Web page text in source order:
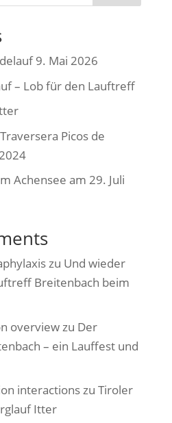
9. Mai 2026
– Lob für den Lauftreff
Picos de
Achensee am 29. Juli
zu Und wieder
Breitenbach beim
overviewzu Der
– ein Lauffest und
interactionszu Tiroler
Itter